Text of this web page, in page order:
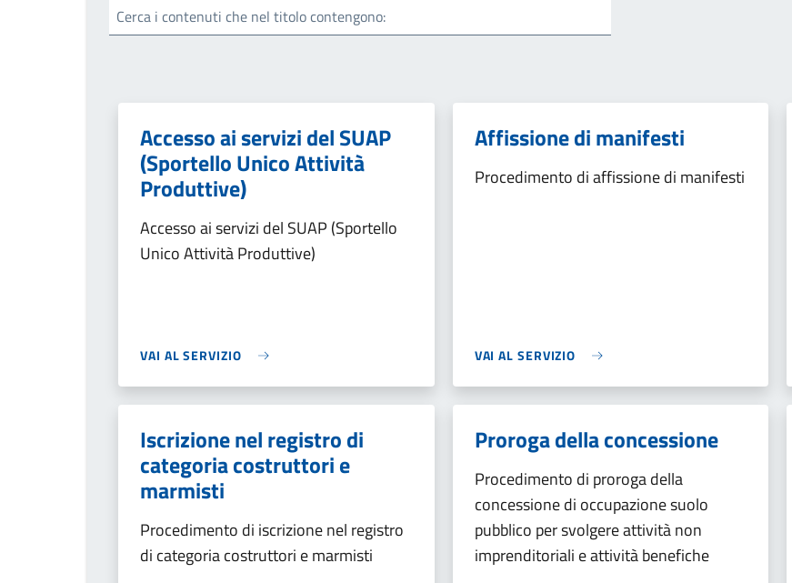
Cerca i contenuti che nel titolo contengono:
Accesso ai servizi del SUAP
(Sportello Unico Attività
Produttive)
Accesso ai servizi del SUAP (Sportello
Unico Attività Produttive)
VAI AL SERVIZIO
Affissione di manifesti
Procedimento di affissione di manifesti
VAI AL SERVIZIO
Iscrizione nel registro di
categoria costruttori e
marmisti
Procedimento di iscrizione nel registro
di categoria costruttori e marmisti
Proroga della concessione
Procedimento di proroga della
concessione di occupazione suolo
pubblico per svolgere attività non
imprenditoriali e attività benefiche